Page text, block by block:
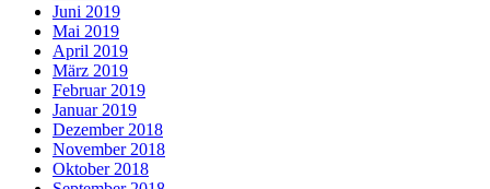
Juni 2019
Mai 2019
April 2019
März 2019
Februar 2019
Januar 2019
Dezember 2018
November 2018
Oktober 2018